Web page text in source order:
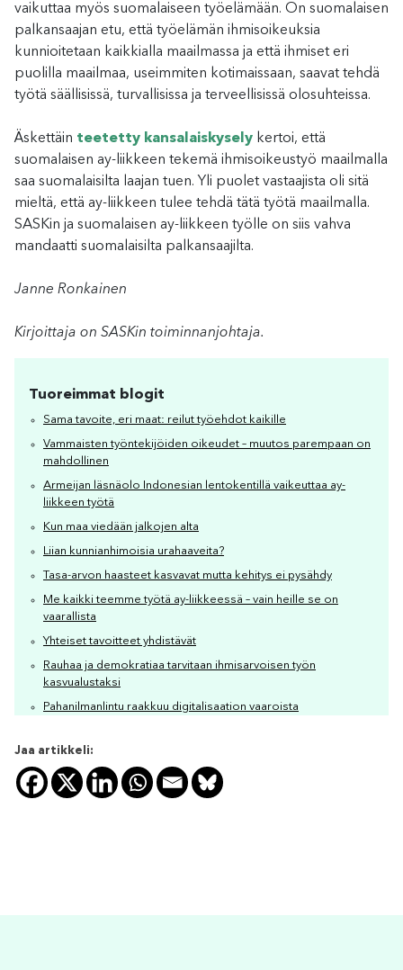
vaikuttaa myös suomalaiseen työelämään. On suomalaisen
palkansaajan etu, että työelämän ihmisoikeuksia
kunnioitetaan kaikkialla maailmassa ja että ihmiset eri
puolilla maailmaa, useimmiten kotimaissaan, saavat tehdä
työtä säällisissä, turvallisissa ja terveellisissä olosuhteissa.
Äskettäin teetetty kansalaiskysely kertoi, että
suomalaisen ay-liikkeen tekemä ihmisoikeustyö maailmalla
saa suomalaisilta laajan tuen. Yli puolet vastaajista oli sitä
mieltä, että ay-liikkeen tulee tehdä tätä työtä maailmalla.
SASKin ja suomalaisen ay-liikkeen työlle on siis vahva
mandaatti suomalaisilta palkansaajilta.
Janne Ronkainen
Kirjoittaja on SASKin toiminnanjohtaja.
Tuoreimmat blogit
Sama tavoite, eri maat: reilut työehdot kaikille
Vammaisten työntekijöiden oikeudet – muutos parempaan on
mahdollinen
Armeijan läsnäolo Indonesian lentokentillä vaikeuttaa ay-
liikkeen työtä
Kun maa viedään jalkojen alta
Liian kunnianhimoisia urahaaveita?
Tasa-arvon haasteet kasvavat mutta kehitys ei pysähdy
Me kaikki teemme työtä ay-liikkeessä – vain heille se on
vaarallista
Yhteiset tavoitteet yhdistävät
Rauhaa ja demokratiaa tarvitaan ihmisarvoisen työn
kasvualustaksi
Pahanilmanlintu raakkuu digitalisaation vaaroista
Jaa artikkeli: